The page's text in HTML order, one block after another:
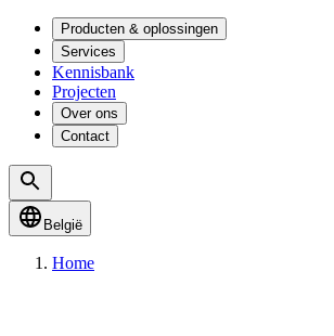
Producten & oplossingen
Services
Kennisbank
Projecten
Over ons
Contact
België
Home